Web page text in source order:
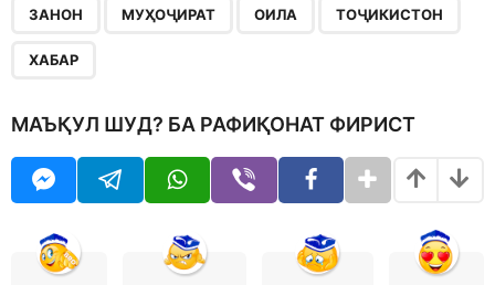
ЗАНОН МУҲОҶИРАТ ОИЛА ТОҶИКИСТОН
ХАБАР
МАЪҚУЛ ШУД? БА РАФИҚОНАТ ФИРИСТ